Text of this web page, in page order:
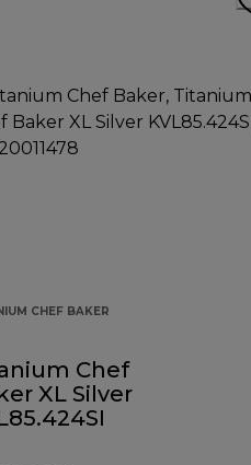
CHEF BAKER
Chef
XL Silver